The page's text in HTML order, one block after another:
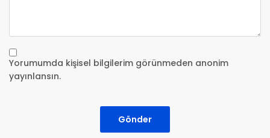
Yorumumda kişisel bilgilerim görünmeden anonim
yayınlansın.
Gönder